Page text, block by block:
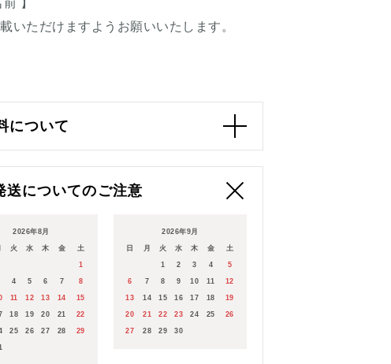
】
いただけますようお願いいたします。
について
運輸
は、基本的に平日のみとなります。
商品の出荷までに
（決済完了日）の翌日以降、
〜4営業日の
いただいております。
めご了承くださいませ。
送についてのご注意
2026年8月
火 水 木 金 土
1
4 5 6 7 8
11 12 13 14 15
18 19 20 21 22
25 26 27 28 29
2026年9月
日 月 火 水 木 金 土
1 2 3 4 5
6 7 8 9 10 11 12
13 14 15 16 17 18 19
20 21 22 23 24 25 26
27 28 29 30